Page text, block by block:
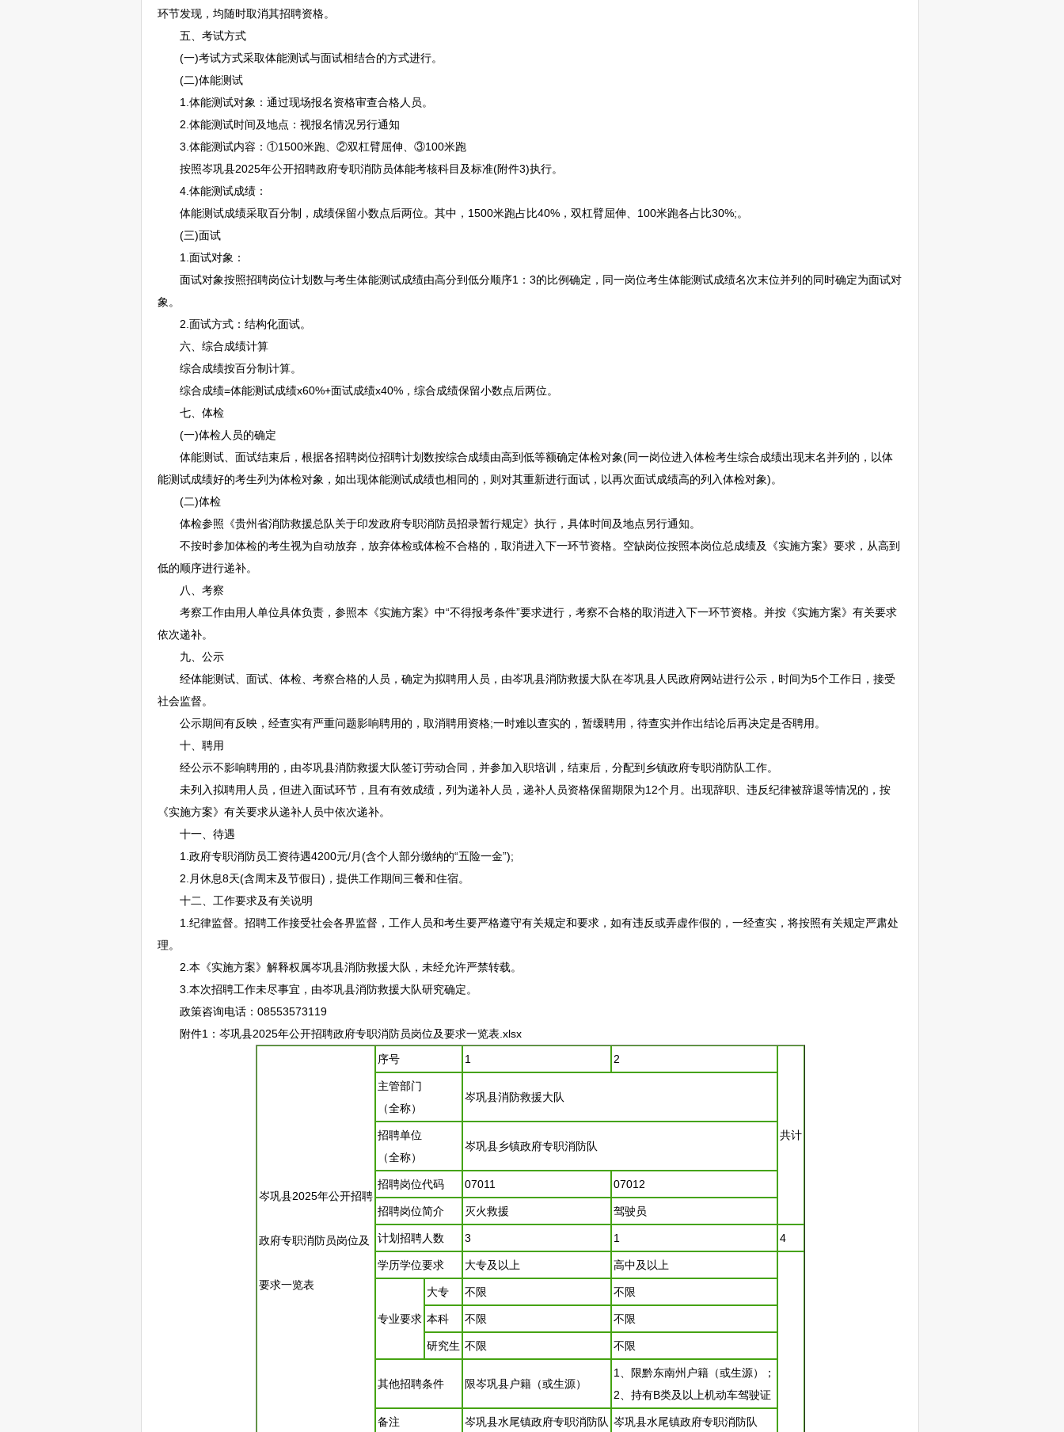
环节发现，均随时取消其招聘资格。
五、考试方式
(一)考试方式采取体能测试与面试相结合的方式进行。
(二)体能测试
1.体能测试对象：通过现场报名资格审查合格人员。
2.体能测试时间及地点：视报名情况另行通知
3.体能测试内容：①1500米跑、②双杠臂屈伸、③100米跑
按照岑巩县2025年公开招聘政府专职消防员体能考核科目及标准(附件3)执行。
4.体能测试成绩：
体能测试成绩采取百分制，成绩保留小数点后两位。其中，1500米跑占比40%，双杠臂屈伸、100米跑各占比30%;。
(三)面试
1.面试对象：
面试对象按照招聘岗位计划数与考生体能测试成绩由高分到低分顺序1：3的比例确定，同一岗位考生体能测试成绩名次末位并列的同时确定为面试对
象。
2.面试方式：结构化面试。
六、综合成绩计算
综合成绩按百分制计算。
综合成绩=体能测试成绩x60%+面试成绩x40%，综合成绩保留小数点后两位。
七、体检
(一)体检人员的确定
体能测试、面试结束后，根据各招聘岗位招聘计划数按综合成绩由高到低等额确定体检对象(同一岗位进入体检考生综合成绩出现末名并列的，以体
能测试成绩好的考生列为体检对象，如出现体能测试成绩也相同的，则对其重新进行面试，以再次面试成绩高的列入体检对象)。
(二)体检
体检参照《贵州省消防救援总队关于印发政府专职消防员招录暂行规定》执行，具体时间及地点另行通知。
不按时参加体检的考生视为自动放弃，放弃体检或体检不合格的，取消进入下一环节资格。空缺岗位按照本岗位总成绩及《实施方案》要求，从高到
低的顺序进行递补。
八、考察
考察工作由用人单位具体负责，参照本《实施方案》中“不得报考条件”要求进行，考察不合格的取消进入下一环节资格。并按《实施方案》有关要求
依次递补。
九、公示
经体能测试、面试、体检、考察合格的人员，确定为拟聘用人员，由岑巩县消防救援大队在岑巩县人民政府网站进行公示，时间为5个工作日，接受
社会监督。
公示期间有反映，经查实有严重问题影响聘用的，取消聘用资格;一时难以查实的，暂缓聘用，待查实并作出结论后再决定是否聘用。
十、聘用
经公示不影响聘用的，由岑巩县消防救援大队签订劳动合同，并参加入职培训，结束后，分配到乡镇政府专职消防队工作。
未列入拟聘用人员，但进入面试环节，且有有效成绩，列为递补人员，递补人员资格保留期限为12个月。出现辞职、违反纪律被辞退等情况的，按
《实施方案》有关要求从递补人员中依次递补。
十一、待遇
1.政府专职消防员工资待遇4200元/月(含个人部分缴纳的“五险一金”);
2.月休息8天(含周末及节假日)，提供工作期间三餐和住宿。
十二、工作要求及有关说明
1.纪律监督。 招聘工作接受社会各界监督，工作人员和考生要严格遵守有关规定和要求，如有违反或弄虚作假的，一经查实，将按照有关规定严肃处
理。
2.本《实施方案》解释权属岑巩县消防救援大队，未经允许严禁转载。
3.本次招聘工作未尽事宜，由岑巩县消防救援大队研究确定。
政策咨询电话：08553573119
附件1： 岑巩县2025年公开招聘政府专职消防员岗位及要求一览表.xlsx
岑巩县2025年公开招聘
政府专职消防员岗位及
要求一览表
序号 1 2
共计
主管部门
（全称）
岑巩县消防救援大队
招聘单位
（全称）
岑巩县乡镇政府专职消防队
招聘岗位代码 07011 07012
招聘岗位简介 灭火救援 驾驶员
计划招聘人数 3 1 4
学历学位要求 大专及以上 高中及以上
专业要求
大专 不限 不限
本科 不限 不限
研究生 不限 不限
其他招聘条件 限岑巩县户籍（或生源）
1、限黔东南州户籍（或生源）；
2、持有B类及以上机动车驾驶证
备注 岑巩县水尾镇政府专职消防队 岑巩县水尾镇政府专职消防队